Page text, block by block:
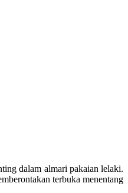
dalam almari pakaian lelaki.
terbuka menentang